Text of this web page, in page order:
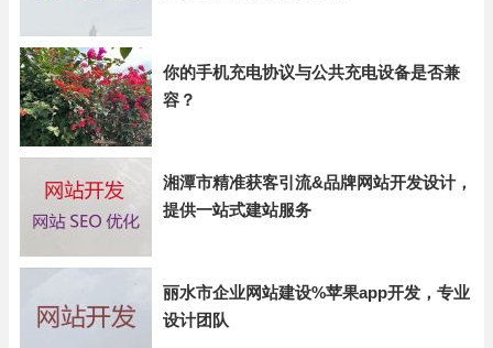
你的手机充电协议与公共充电设备是否兼
容？
湘潭市精准获客引流&品牌网站开发设计，
提供一站式建站服务
丽水市企业网站建设%苹果app开发，专业
设计团队